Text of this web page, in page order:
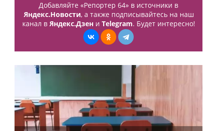
Добавляйте «Репортер 64» в источники в
Яндекс.Новости, а также подписывайтесь на наш
канал в Яндекс.Дзени Telegram. Будет интересно!